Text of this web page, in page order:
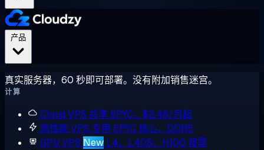
真实服务器，60 秒即可部署。没有附加销售迷宫。
计算
Cloud VPS 共享 EPYC，$2.48/月起
高性能 VPS 专用 EPYC 核心，DDR5
GPU VPS New L4、L40S、H100 按需